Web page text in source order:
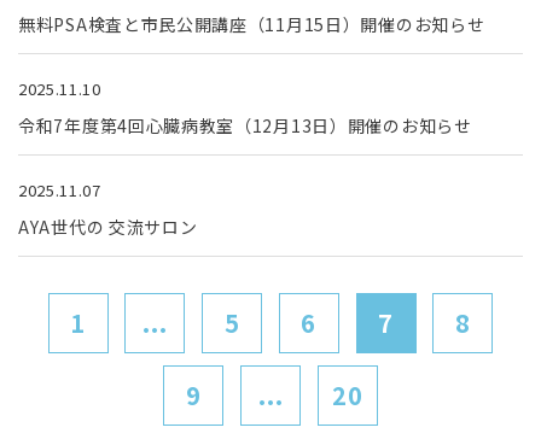
無料PSA検査と市民公開講座（11月15日）開催のお知らせ
2025.11.10
令和7年度第4回心臓病教室（12月13日）開催のお知らせ
2025.11.07
AYA世代の 交流サロン
1 ... 5 6 7 8
9 ... 20